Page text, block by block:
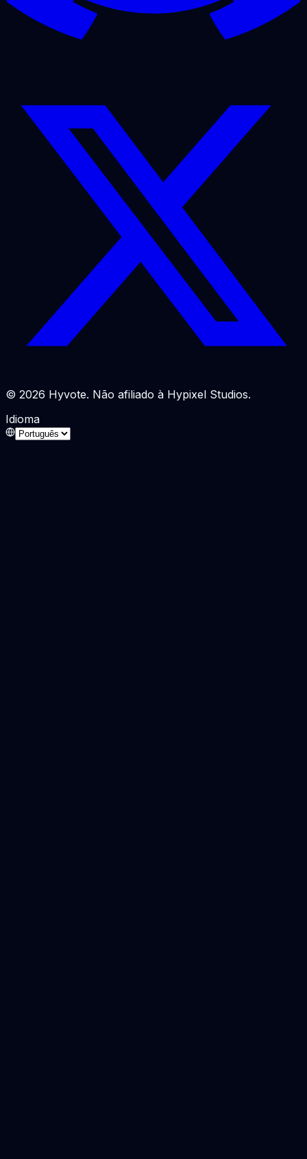
© 2026 Hyvote. Não afiliado à Hypixel Studios.
Idioma